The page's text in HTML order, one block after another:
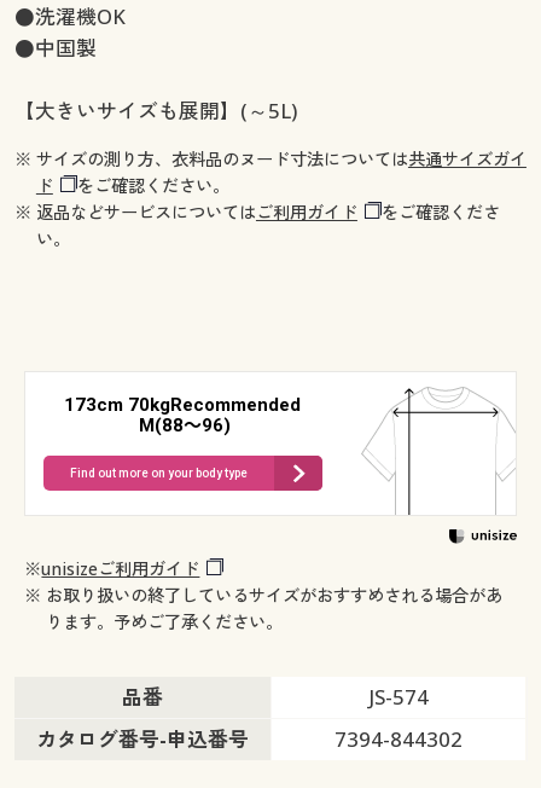
●洗濯機OK
●中国製
【大きいサイズも展開】(～5L)
※ サイズの測り方、衣料品のヌード寸法については共通サイズガイ
ド
をご確認ください。
※ 返品などサービスについてはご利用ガイド
をご確認くださ
い。
173cm 70kgRecommended
M(88～96)
Find out more on your body type
※unisizeご利用ガイド
※ お取り扱いの終了しているサイズがおすすめされる場合があ
ります。予めご了承ください。
品番
JS-574
カタログ番号-申込番号
7394-844302